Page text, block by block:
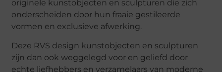
originele kunstobjecten en sculpturen die zich
onderscheiden door hun fraaie gestileerde
vormen en exclusieve afwerking.
Deze RVS design kunstobjecten en sculpturen
zijn dan ook weggelegd voor en geliefd door
echte liefhebbers en verzamelaars van moderne